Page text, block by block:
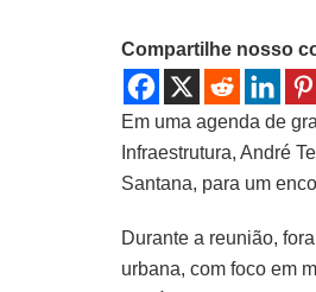
Compartilhe nosso
Em uma agenda de
Infraestrutura, André
Santana, para um
Durante a reunião,
urbana, com foco em